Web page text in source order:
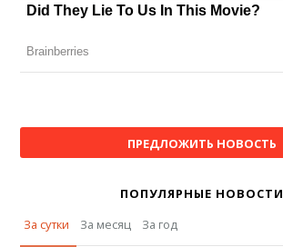
ПРЕДЛОЖИТЬ НОВОСТЬ
ПОПУЛЯРНЫЕ НОВОСТИ
За сутки
За месяц За год